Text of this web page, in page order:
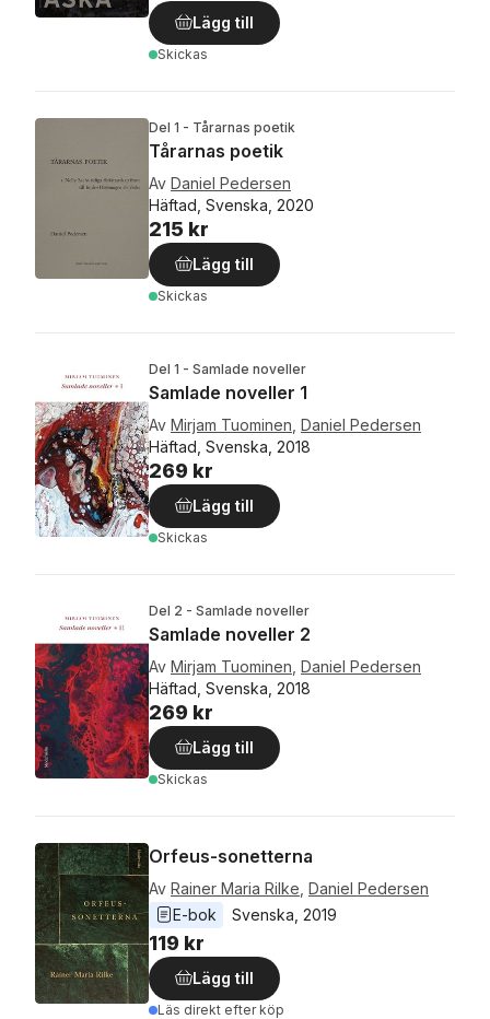
Lägg till
Skickas
Del 1 - Tårarnas poetik
Tårarnas poetik
Av Daniel Pedersen
Häftad, Svenska, 2020
215 kr
Lägg till
Skickas
Del 1 - Samlade noveller
Samlade noveller 1
Av Mirjam Tuominen Daniel Pedersen
Häftad, Svenska, 2018
269 kr
Lägg till
Skickas
Del 2 - Samlade noveller
Samlade noveller 2
Av Mirjam Tuominen Daniel Pedersen
Häftad, Svenska, 2018
269 kr
Lägg till
Skickas
Orfeus-sonetterna
Av Rainer Maria Rilke Daniel Pedersen
E-bok
Svenska 2019
119 kr
Lägg till
Läs direkt efter köp